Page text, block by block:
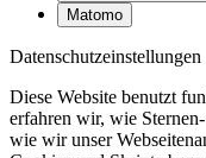
Matomo
Datenschutzeinstellungen
Diese Website benutzt
erfahren wir, wie
wie wir unser